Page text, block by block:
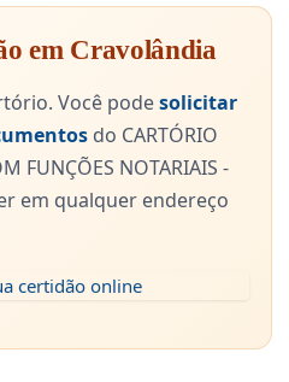
em Cravolândia
Você podesolicitar
do CARTÓRIO
FUNÇÕES NOTARIAIS -
em qualquer endereço